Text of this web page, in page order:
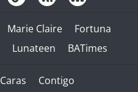
Marie Claire
Fortuna
Lunateen BATimes
Caras
Contigo